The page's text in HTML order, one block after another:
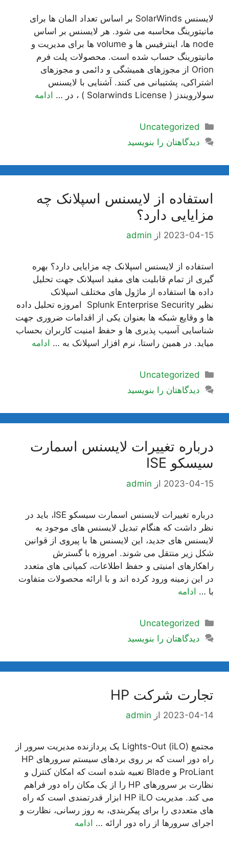
لایسنس SolarWinds بر اساس تعداد المان ها برای
مانیتورینگ محاسبه می شود. هر لایسنس بر اساس
node ها، اینترفیس ها و volume ها برای مدیریت و
مانیتورینگ حساب شده است. محصولات پلت فرم
Orion از مجوزهای همیشگی و دائمی و مجوزهای
اشتراکی، پشتیبانی می کنند. آشنایی با لایسنس
سولارویندز ( Solarwinds License ) ، در …
ادامه
دسته‌ها
Uncategorized
دیدگاهتان را بنویسید
استفاده از لایسنس اسپلانک چه
مزایایی دارد؟
2023-04-15 از admin
استفاده از لایسنس اسپلانک چه مزایایی دارد؟ بهره
گیری از تمام قابلیت های مفید اسپلانک جهت تحلیل
داده ها استفاده از ماژول های مختلف اسپلانک
نظیر Splunk Enterprise Security امروزه تحلیل داده
ها و وقایع شبکه ها بعنوان یکی از اقدامات ضروری جهت
شناسایی آسیب پذیری ها و حفظ امنیت کاربران بحساب
میاید. در همین راستا، نرم افزار اسپلانک به … ادامه
دسته‌ها
Uncategorized
دیدگاهتان را بنویسید
درباره تغییرات لایسنس اسمارت
سیسکو ISE
2023-04-15 از admin
درباره تغییرات لایسنس اسمارت سیسکو ISE، باید در
نظر داشت که هنگام تبدیل لایسنس های موجود به
لایسنس های جدید، این لایسنس ها با پیروی از قوانین
شکل زیر منتقل می شوند. امروزه با گسترش
راهکارهای امنیتی و حفظ اطلاعات، کمپانی های متعدد
در این زمینه ورود کرده اند و با ارائه محصولات متفاوت
با … ادامه
دسته‌ها
Uncategorized
دیدگاهتان را بنویسید
تجارت شرکت HP
2023-04-14 از admin
مجتمع Lights-Out (iLO) یک پردازنده مدیریت سرور از
راه دور است که بر روی بردهای سیستم سرورهای HP
ProLiant و Blade تعبیه شده است که امکان کنترل و
نظارت بر سرورهای HP را از یک مکان راه دور فراهم
می کند. مدیریت HP iLO ابزار قدرتمندی است که راه
های متعددی را برای پیکربندی، به روز رسانی، نظارت و
اجرای سرورها از راه دور ارائه … ادامه